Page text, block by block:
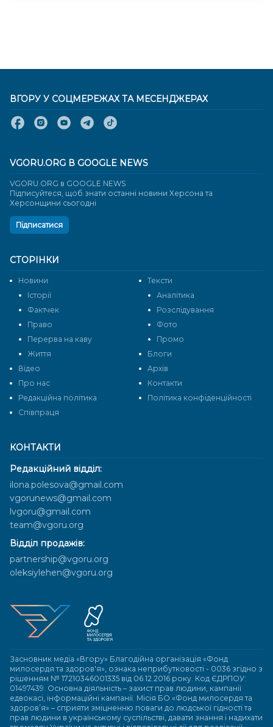
КОНТАКТИ
Редакційний відділ:
ilona.polesova@gmail.com
vgorunews@gmail.com
lvgoru@gmail.com
team@vgoru.org
Відділ продажів:
partnership@vgoru.org
oleksiylehen@vgoru.org
Засновник медіа «Вгору» Благодійна організація «Фонд
милосердя та здоров'я», ознака неприбутковості - 0036 згідно з
рішенням № 17210346001335 від 06.12.2016 року. Код ЄДРПОУ:
01497439. Основна діяльність – захист прав людини, кампанії
едвокасі, інформаційні кампанії. Місія БО «Фонд милосердя та
здоров’я» – сприяти зміцненню поваги до людської гідності та
прав людини в українському суспільстві, давати знання і надихати
СТОРІНКИ
Новини
Тексти
Історії
Аналітика
Фактчек
Розслідування
Право
Фото
Перерва на каву
Промо
Життя
Блоги
Відео
Архів
Про нас
Контакти
Редакційна політика
Політика конфіденційності
Cпівпраця
ВГОРУ У СОЦМЕРЕЖАХ ТА МЕСЕНДЖЕРАХ
VGORU.ORG В GOOGLE NEWS
VGORU.ORG в GOOGLE NEWS
Підписуйтеся, щоб знати останні новини Херсона та
Херсонщини сьогодні
Підписатися